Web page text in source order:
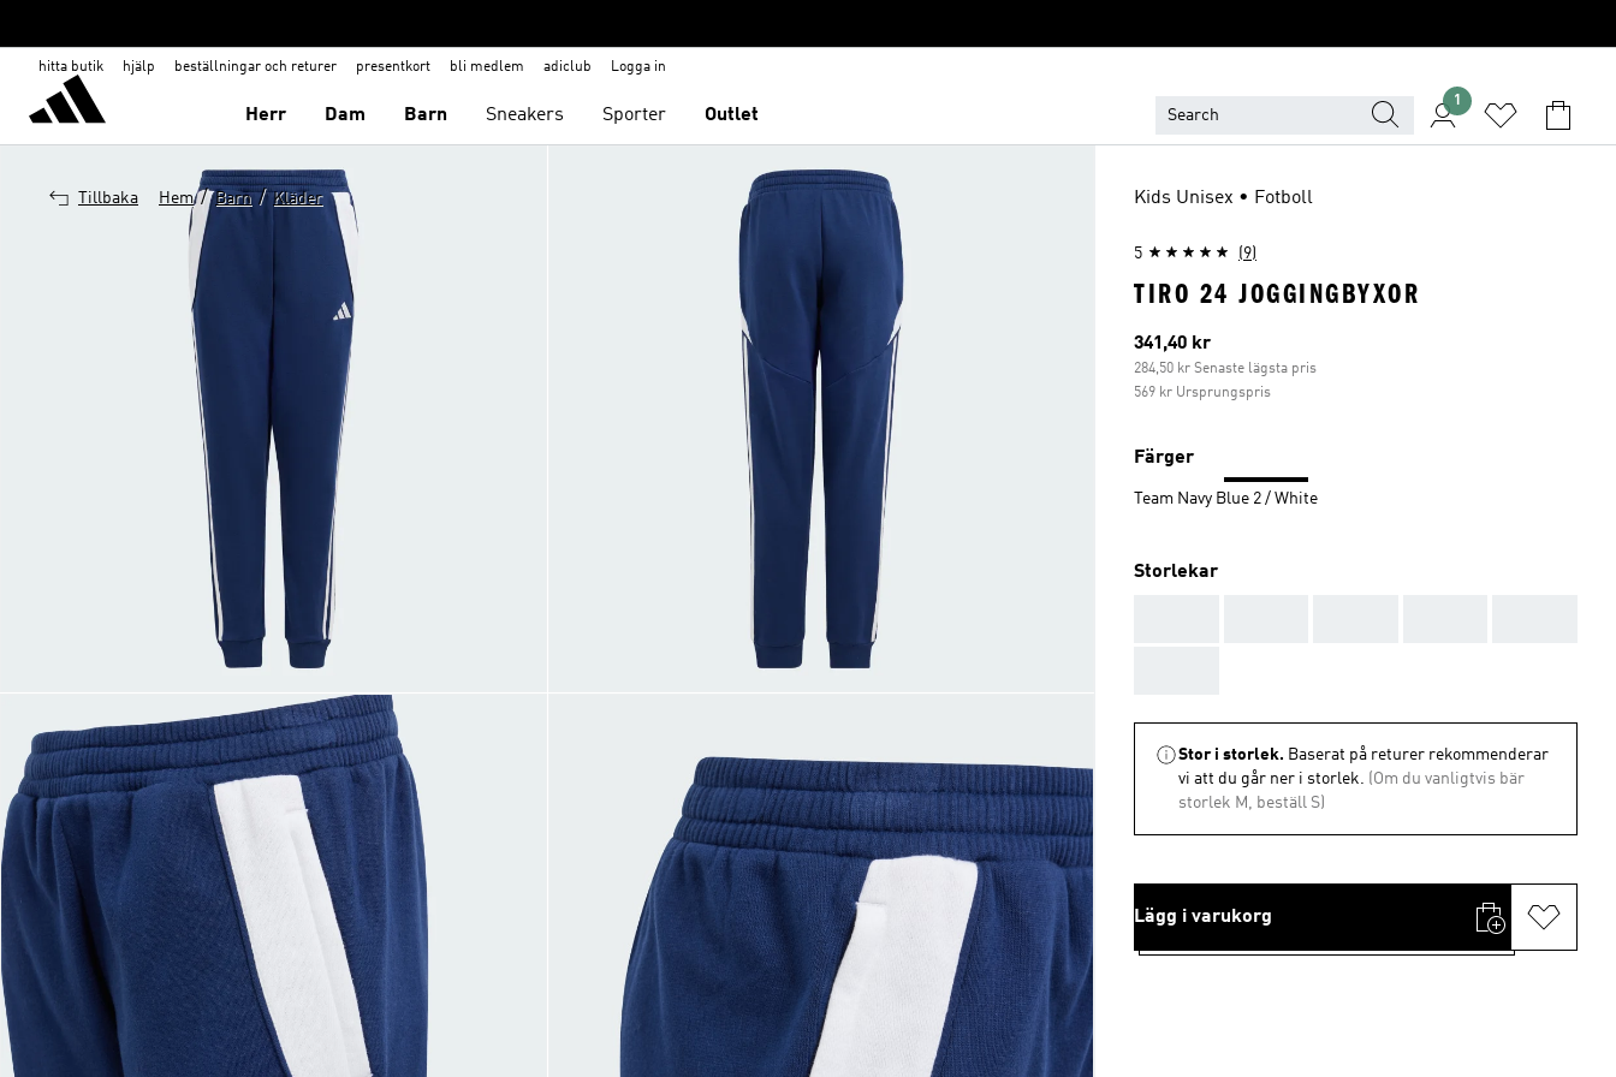
hitta butik hjälp beställningar och returer presentkort bli medlem adiclub Logga in
Herr Dam Barn Sneakers Sporter Outlet
1
Tillbaka Hem / Barn / Kläder Kids Unisex • Fotboll
5 (9)
TIRO 24 JOGGINGBYXOR
Aktuellt pris
341,40 kr
284,50 kr Senaste lägsta pris
569 kr Ursprungspris
Färger
Team Navy Blue 2 / White
Storlekar
Stor i storlek. Baserat på returer rekommenderar
vi att du går ner i storlek. (Om du vanligtvis bär
storlek M, beställ S)
Lägg i varukorg